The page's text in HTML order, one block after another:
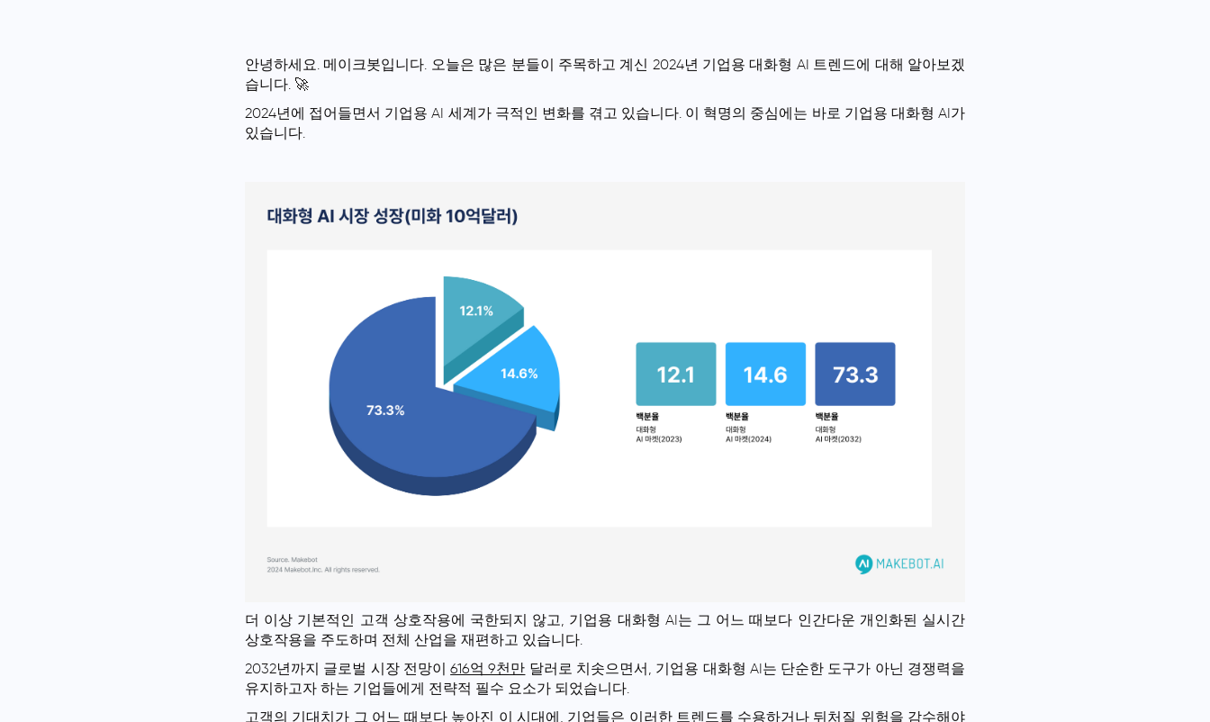
안녕하세요. 메이크봇입니다. 오늘은 많은 분들이 주목하고 계신 2024년 기업용 대화형 AI 트렌드에 대해 알아보겠
습니다. 🚀
2024년에 접어들면서 기업용 AI 세계가 극적인 변화를 겪고 있습니다. 이 혁명의 중심에는 바로 기업용 대화형 AI가
있습니다.
더 이상 기본적인 고객 상호작용에 국한되지 않고, 기업용 대화형 AI는 그 어느 때보다 인간다운 개인화된 실시간
상호작용을 주도하며 전체 산업을 재편하고 있습니다.
2032년까지 글로벌 시장 전망이616억 9천만 달러로 치솟으면서, 기업용 대화형 AI는 단순한 도구가 아닌 경쟁력을
유지하고자 하는 기업들에게 전략적 필수 요소가 되었습니다.
고객의 기대치가 그 어느 때보다 높아진 이 시대에, 기업들은 이러한 트렌드를 수용하거나 뒤처질 위험을 감수해야